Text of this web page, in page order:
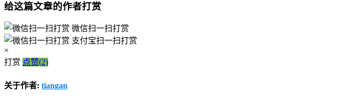
给这篇文章的作者打赏
微信扫一扫打赏
支付宝扫一扫打赏
×
打赏 点赞(2)
关于作者: tiangan